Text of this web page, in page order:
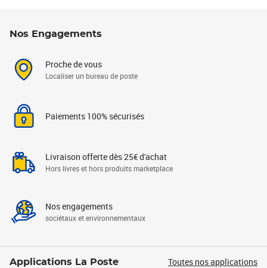
Nos Engagements
Proche de vous
Localiser un bureau de poste
Paiements 100% sécurisés
Livraison offerte dès 25€ d'achat
Hors livres et hors produits marketplace
Nos engagements
sociétaux et environnementaux
Applications La Poste Toutes nos applications